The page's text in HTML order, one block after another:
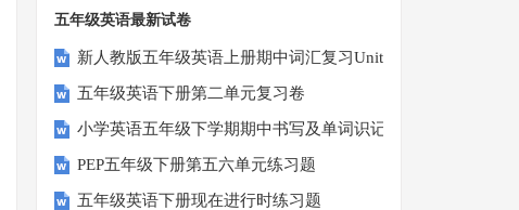
五年级英语最新试卷
新人教版五年级英语上册期中词汇复习Unit1-Unit3
五年级英语下册第二单元复习卷
小学英语五年级下学期期中书写及单词识记测试卷
PEP五年级下册第五六单元练习题
五年级英语下册现在进行时练习题